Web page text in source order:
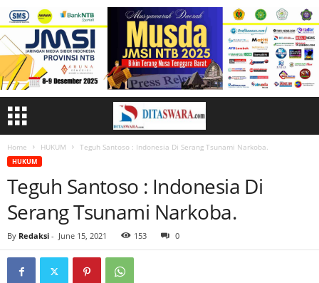
Home HUKUM Teguh Santoso : Indonesia Di Serang Tsunami Narkoba.
HUKUM
Teguh Santoso : Indonesia Di
Serang Tsunami Narkoba.
By Redaksi - June 15, 2021 153 0